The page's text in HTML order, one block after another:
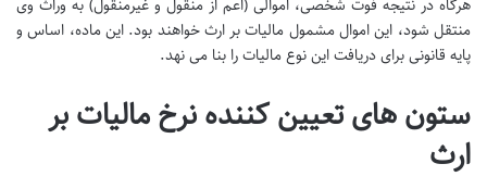
هرگاه در نتیجه فوت شخصی، اموالی (اعم از منقول و غیرمنقول) به وراث وی
منتقل شود، این اموال مشمول مالیات بر ارث خواهند بود. این ماده، اساس و
پایه قانونی برای دریافت این نوع مالیات را بنا می نهد.
ستون های تعیین کننده نرخ مالیات بر
ارث